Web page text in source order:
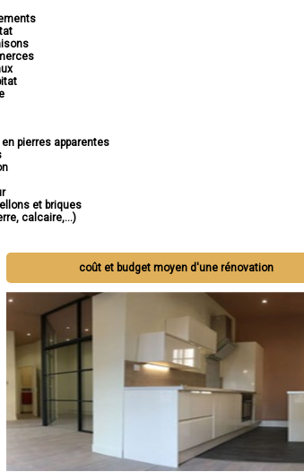
pierres apparentes
et briques
calcaire,...)
coût et budget moyen d'une rénovation